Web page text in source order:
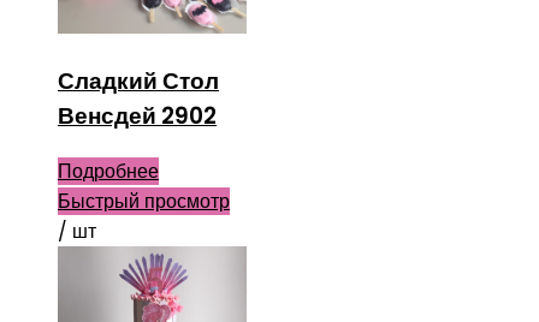
Сладкий Стол
Венсдей 2902
Подробнее
Быстрый просмотр
/ шт